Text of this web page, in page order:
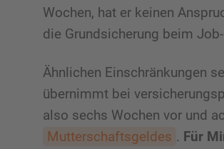
Wochen, hat er keinen
die Grundsicherung beim
Ähnlichen Einschränkungen
übernimmt bei
also sechs Wochen vor und
Mutterschaftsgeldes . Für